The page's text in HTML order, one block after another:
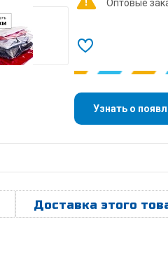
Оптовые
Узнать о
Доставка этого